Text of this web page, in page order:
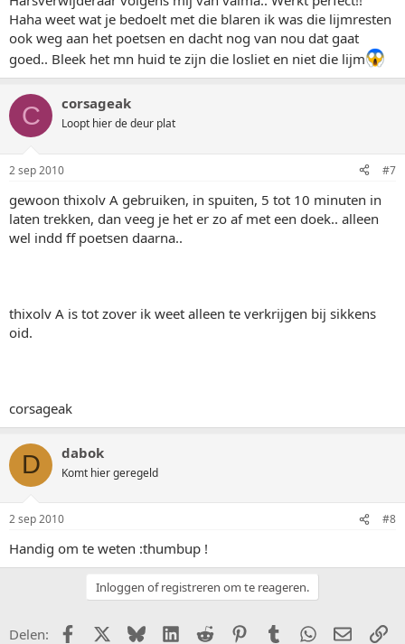
Haha weet wat je bedoelt met die blaren ik was die lijmresten
ook weg aan het poetsen en dacht nog van nou dat gaat
goed.. Bleek het mn huid te zijn die losliet en niet die lijm
C corsageak
Loopt hier de deur plat
2 sep 2010 #7
gewoon thixolv A gebruiken, in spuiten, 5 tot 10 minuten in
laten trekken, dan veeg je het er zo af met een doek.. alleen
wel indd ff poetsen daarna..
thixolv A is tot zover ik weet alleen te verkrijgen bij sikkens
oid.
corsageak
D dabok
Komt hier geregeld
2 sep 2010 #8
Handig om te weten :thumbup !
Inloggen of registreren om te reageren.
Delen: FacebookX (Twitter)
BlueskyLinkedIn
Reddit PinterestTumblr WhatsApp
E-mail